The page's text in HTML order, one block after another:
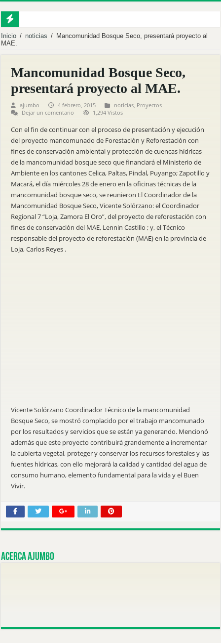
EMPRENDEDORES FORTALECEN SUS CAPACIDADES EN
PALTAS FUE SEDE DEL FORO DE GOBERNANZA HÍDRICA Y GESTIÓN
MÁS DE 60 PRODUCTORES FORTALECEN SU PRODUCCIÓN CON
MBS INVITA A LA DELIVERACIÓN PÚBLICA PARA EL PROCESO DE
Inauguramos el Centro Integral de Abejas Nativas en Puyango.
Reforestamos para cuidar la vida.
Fortalecemos al territorio desde la sostenibilidad.
Mancomunidad Bosque Seco y Universidad Nacional de Loja fortalecen el
RENDICIÓN DE CUENTAS 2025
Inicio / noticias / Mancomunidad Bosque Seco, presentará proyecto al
MAE.
Mancomunidad Bosque Seco,
presentará proyecto al MAE.
ajumbo 4 febrero, 2015 noticias, Proyectos
Dejar un comentario
1,294 Vistos
Con el fin de continuar con el proceso de presentación y ejecución
del proyecto mancomunado de Forestación y Reforestación con
fines de conservación ambiental y protección de cuencas hídricas
de la mancomunidad bosque seco que financiará el Ministerio de
Ambiente en los cantones Celica, Paltas, Pindal, Puyango; Zapotillo y
Macará, el día miércoles 28 de enero en la oficinas técnicas de la
mancomunidad bosque seco, se reunieron El Coordinador de la
Mancomunidad Bosque Seco, Vicente Solórzano: el Coordinador
Regional 7 “Loja, Zamora El Oro”, del proyecto de reforestación con
fines de conservación del MAE, Lennin Castillo ; y, el Técnico
responsable del proyecto de reforestación (MAE) en la provincia de
Loja, Carlos Reyes .
Vicente Solórzano Coordinador Técnico de la mancomunidad
Bosque Seco, se mostró complacido por el trabajo mancomunado
por los resultados y servicios que se están ya generando. Mencionó
además que este proyecto contribuirá grandemente a incrementar
la cubierta vegetal, proteger y conservar los recursos forestales y las
fuentes hídricas, con ello mejorará la calidad y cantidad del agua de
consumo humano, elemento fundamental para la vida y el Buen
Vivir.
Acerca ajumbo